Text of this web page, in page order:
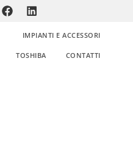
IMPIANTI E ACCESSORI
TOSHIBA CONTATTI